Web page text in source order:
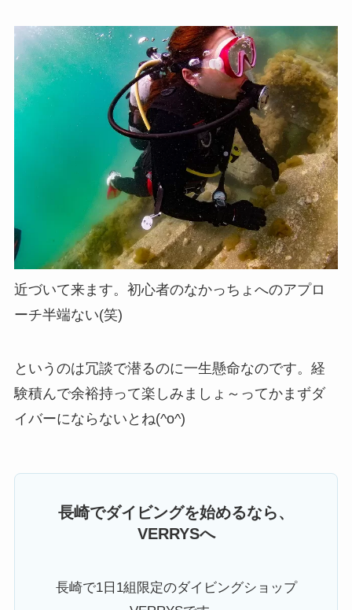
近づいて来ます。初心者のなかっちょへのアプロ
ーチ半端ない(笑)
というのは冗談で潜るのに一生懸命なのです。経
験積んで余裕持って楽しみましょ～ってかまずダ
イバーにならないとね(^o^)
長崎でダイビングを始めるなら、
VERRYSへ
長崎で1日1組限定のダイビングショップ